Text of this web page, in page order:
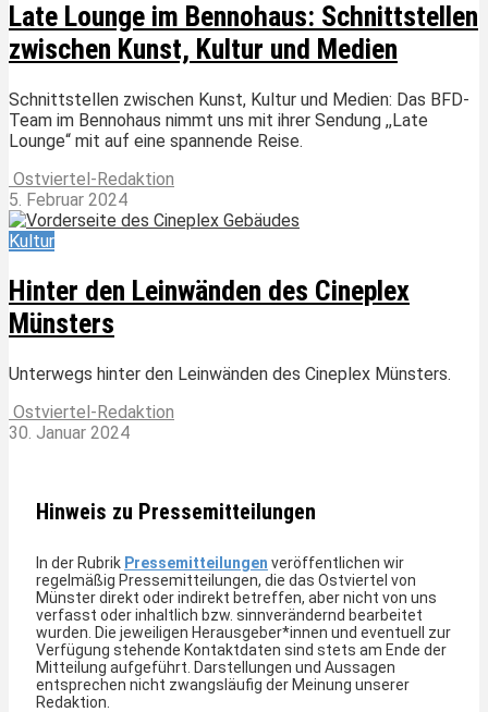
Late Lounge im Bennohaus: Schnittstellen
zwischen Kunst, Kultur und Medien
Schnittstellen zwischen Kunst, Kultur und Medien: Das BFD-
Team im Bennohaus nimmt uns mit ihrer Sendung ,,Late
Lounge“ mit auf eine spannende Reise.
Ostviertel-Redaktion
5. Februar 2024
Kultur
Hinter den Leinwänden des Cineplex
Münsters
Unterwegs hinter den Leinwänden des Cineplex Münsters.
Ostviertel-Redaktion
30. Januar 2024
Hinweis zu Pressemitteilungen
In der Rubrik Pressemitteilungen veröffentlichen wir
regelmäßig Pressemitteilungen, die das Ostviertel von
Münster direkt oder indirekt betreffen, aber nicht von uns
verfasst oder inhaltlich bzw. sinnverändernd bearbeitet
wurden. Die jeweiligen Herausgeber*innen und eventuell zur
Verfügung stehende Kontaktdaten sind stets am Ende der
Mitteilung aufgeführt. Darstellungen und Aussagen
entsprechen nicht zwangsläufig der Meinung unserer
Redaktion.